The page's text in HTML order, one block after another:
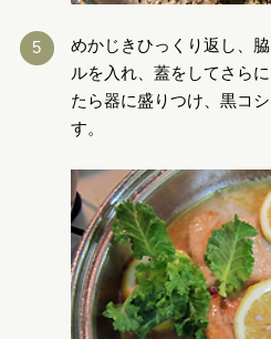
めかじきひっくり返し、
ルを入れ、蓋をしてさら
たら器に盛りつけ、黒コ
す。